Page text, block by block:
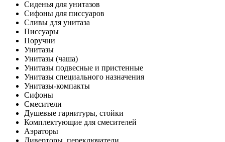
Сиденья для унитазов
Сифоны для писсуаров
Сливы для унитаза
Писсуары
Поручни
Унитазы
Унитазы (чаша)
Унитазы подвесные и пристенные
Унитазы специального назначения
Унитазы-компакты
Сифоны
Смесители
Душевые гарнитуры, стойки
Комплектующие для смесителей
Аэраторы
Диверторы, переключатели